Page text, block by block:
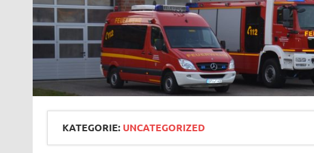
KATEGORIE: UNCATEGORIZED